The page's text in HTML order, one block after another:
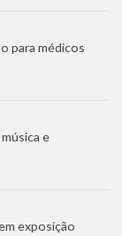
para médicos
e
exposição